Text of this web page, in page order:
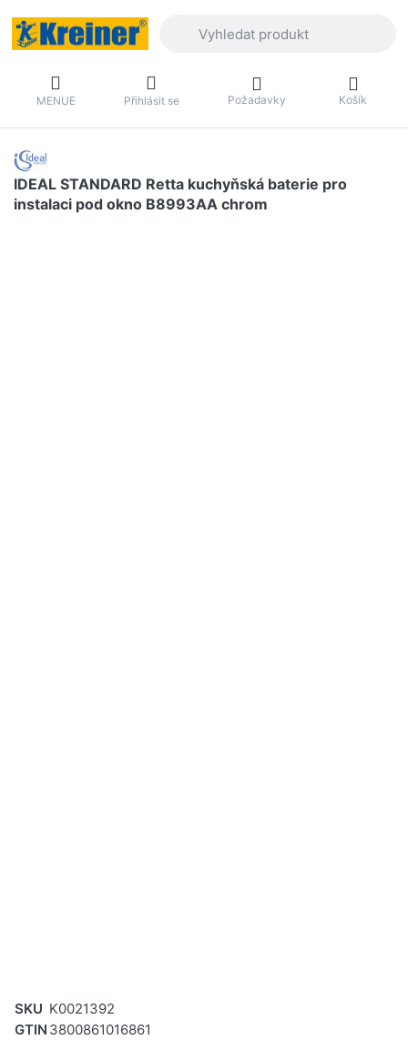
MENUE Přihlásit se Požadavky Košík
IDEAL STANDARD Retta kuchyňská baterie pro
instalaci pod okno B8993AA chrom
SKU K0021392
GTIN 3800861016861